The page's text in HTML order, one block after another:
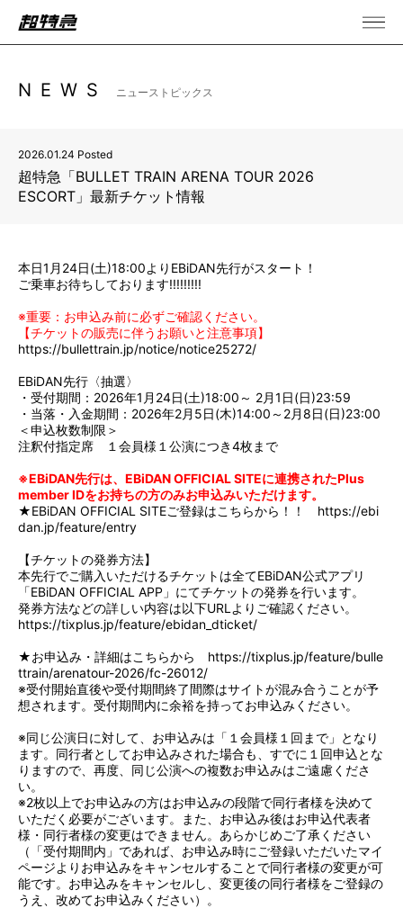
NEWS ニューストピックス
2026.01.24 Posted
超特急「BULLET TRAIN ARENA TOUR 2026
ESCORT」最新チケット情報
本日1月24日(土)18:00よりEBiDAN先行がスタート！
ご乗車お待ちしております!!!!!!!!!
※重要：お申込み前に必ずご確認ください。
【チケットの販売に伴うお願いと注意事項】
https://bullettrain.jp/notice/notice25272/
EBiDAN先行〈抽選〉
・受付期間：2026年1月24日(土)18:00～ 2月1日(日)23:59
・当落・入金期間：2026年2月5日(木)14:00～2月8日(日)23:00
＜申込枚数制限＞
注釈付指定席 １会員様１公演につき4枚まで
※EBiDAN先行は、EBiDAN OFFICIAL SITEに連携されたPlus
member IDをお持ちの方のみお申込みいただけます。
★EBiDAN OFFICIAL SITEご登録はこちらから！！ https://ebi
dan.jp/feature/entry
【チケットの発券方法】
本先行でご購入いただけるチケットは全てEBiDAN公式アプリ
「EBiDAN OFFICIAL APP」にてチケットの発券を行います。
発券方法などの詳しい内容は以下URLよりご確認ください。
https://tixplus.jp/feature/ebidan_dticket/
★お申込み・詳細はこちらから https://tixplus.jp/feature/bulle
ttrain/arenatour-2026/fc-26012/
※受付開始直後や受付期間終了間際はサイトが混み合うことが予
想されます。受付期間内に余裕を持ってお申込みください。
※同じ公演日に対して、お申込みは「１会員様１回まで」となり
ます。同行者としてお申込みされた場合も、すでに１回申込とな
りますので、再度、同じ公演への複数お申込みはご遠慮くださ
い。
※2枚以上でお申込みの方はお申込みの段階で同行者様を決めて
いただく必要がございます。また、お申込み後はお申込代表者
様・同行者様の変更はできません。あらかじめご了承ください
（「受付期間内」であれば、お申込み時にご登録いただいたマイ
ページよりお申込みをキャンセルすることで同行者様の変更が可
能です。お申込みをキャンセルし、変更後の同行者様をご登録の
うえ、改めてお申込みください）。